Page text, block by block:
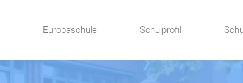
Europaschule Schulprofil